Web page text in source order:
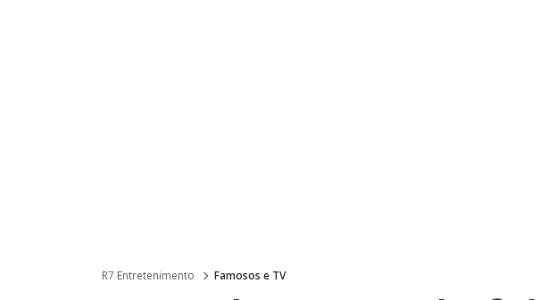
R7 Entretenimento Famosos e TV